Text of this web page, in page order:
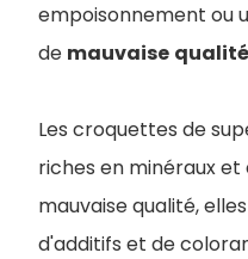
empoisonnement ou
de mauvaise qualité
Les croquettes de
riches en minéraux
mauvaise qualité,
d'additifs et de